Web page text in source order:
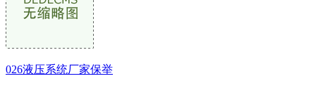
026液压系统厂家保举